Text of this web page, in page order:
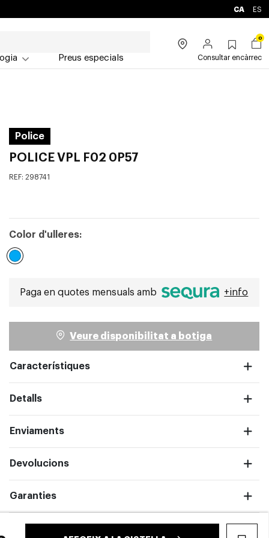
CA ES
Preus especials
0
Consultar encàrrec
completa
Police
POLICE VPL F02 0P57
REF: 298741
Color d'ulleres:
Paga en quotes mensuals amb +info
Veure disponibilitat a botiga
Característiques
Detalls
Enviaments
Devolucions
Garanties